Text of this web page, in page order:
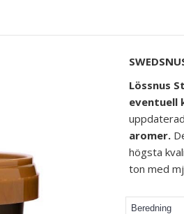
Lössnus
eventuell
aromer.
högsta
ton med
Beredning